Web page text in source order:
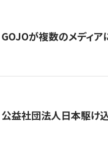
GOJOが複数のメディア
公益社団法人日本駆け